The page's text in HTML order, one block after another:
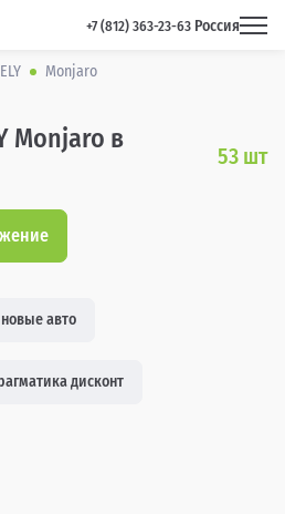
+7 (812) 363-23-63 Россия
Monjaro
Monjaro в
53 шт
авто
дисконт